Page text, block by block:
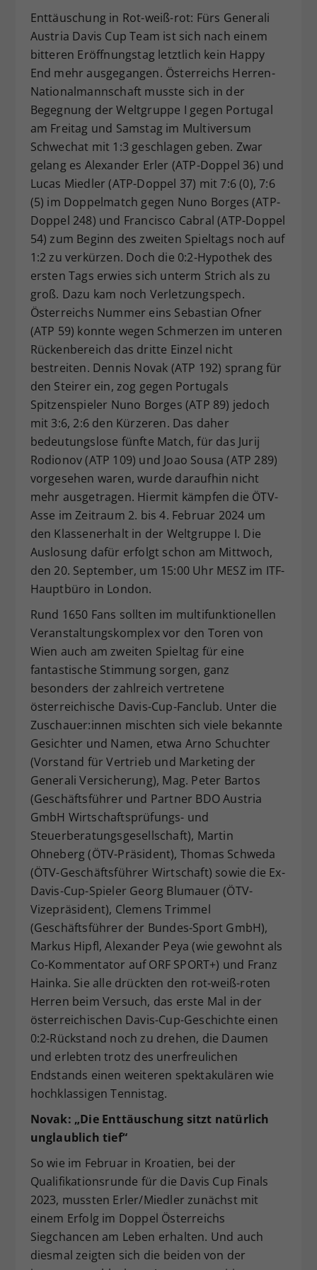
Enttäuschung in Rot-weiß-rot: Fürs Generali
Austria Davis Cup Team ist sich nach einem
bitteren Eröffnungstag letztlich kein Happy
End mehr ausgegangen. Österreichs Herren-
Nationalmannschaft musste sich in der
Begegnung der Weltgruppe I gegen Portugal
am Freitag und Samstag im Multiversum
Schwechat mit 1:3 geschlagen geben. Zwar
gelang es Alexander Erler (ATP-Doppel 36) und
Lucas Miedler (ATP-Doppel 37) mit 7:6 (0), 7:6
(5) im Doppelmatch gegen Nuno Borges (ATP-
Doppel 248) und Francisco Cabral (ATP-Doppel
54) zum Beginn des zweiten Spieltags noch auf
1:2 zu verkürzen. Doch die 0:2-Hypothek des
ersten Tags erwies sich unterm Strich als zu
groß. Dazu kam noch Verletzungspech.
Österreichs Nummer eins Sebastian Ofner
(ATP 59) konnte wegen Schmerzen im unteren
Rückenbereich das dritte Einzel nicht
bestreiten. Dennis Novak (ATP 192) sprang für
den Steirer ein, zog gegen Portugals
Spitzenspieler Nuno Borges (ATP 89) jedoch
mit 3:6, 2:6 den Kürzeren. Das daher
bedeutungslose fünfte Match, für das Jurij
Rodionov (ATP 109) und Joao Sousa (ATP 289)
vorgesehen waren, wurde daraufhin nicht
mehr ausgetragen. Hiermit kämpfen die ÖTV-
Asse im Zeitraum 2. bis 4. Februar 2024 um
den Klassenerhalt in der Weltgruppe I. Die
Auslosung dafür erfolgt schon am Mittwoch,
den 20. September, um 15:00 Uhr MESZ im ITF-
Hauptbüro in London.
Rund 1650 Fans sollten im multifunktionellen
Veranstaltungskomplex vor den Toren von
Wien auch am zweiten Spieltag für eine
fantastische Stimmung sorgen, ganz
besonders der zahlreich vertretene
österreichische Davis-Cup-Fanclub. Unter die
Zuschauer:innen mischten sich viele bekannte
Gesichter und Namen, etwa Arno Schuchter
(Vorstand für Vertrieb und Marketing der
Generali Versicherung), Mag. Peter Bartos
(Geschäftsführer und Partner BDO Austria
GmbH Wirtschaftsprüfungs- und
Steuerberatungsgesellschaft), Martin
Ohneberg (ÖTV-Präsident), Thomas Schweda
(ÖTV-Geschäftsführer Wirtschaft) sowie die Ex-
Davis-Cup-Spieler Georg Blumauer (ÖTV-
Vizepräsident), Clemens Trimmel
(Geschäftsführer der Bundes-Sport GmbH),
Markus Hipfl, Alexander Peya (wie gewohnt als
Co-Kommentator auf ORF SPORT+) und Franz
Hainka. Sie alle drückten den rot-weiß-roten
Herren beim Versuch, das erste Mal in der
österreichischen Davis-Cup-Geschichte einen
0:2-Rückstand noch zu drehen, die Daumen
und erlebten trotz des unerfreulichen
Endstands einen weiteren spektakulären wie
hochklassigen Tennistag.
Novak: „Die Enttäuschung sitzt natürlich
unglaublich tief“
So wie im Februar in Kroatien, bei der
Qualifikationsrunde für die Davis Cup Finals
2023, mussten Erler/Miedler zunächst mit
einem Erfolg im Doppel Österreichs
Siegchancen am Leben erhalten. Und auch
diesmal zeigten sich die beiden von der
Dieser Wert speichert Ihre Consent-
Einstellungen. Unter anderem eine
zufällig generierte ID, für die
historische Speicherung Ihrer
vorgenommen Einstellungen, falls der
Webseiten-Betreiber dies eingestellt
hat.